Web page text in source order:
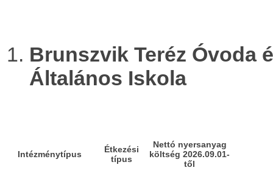
Brunszvik Teréz Óvoda
Általános Iskola
Intézménytípus
Étkezési
típus
Nettó nyersanyag
költség 2026.09.01-
től